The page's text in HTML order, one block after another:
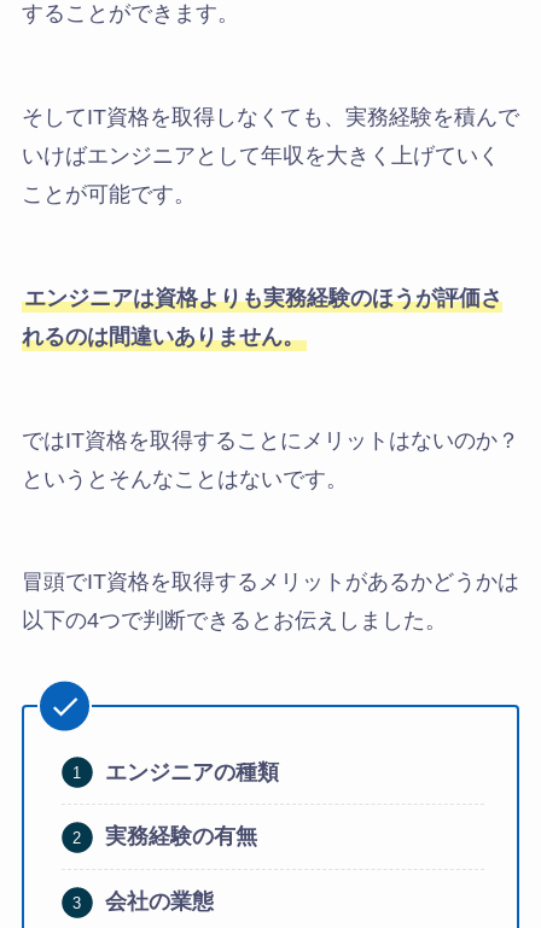
することができます。
そしてIT資格を取得しなくても、実務経験を積んで
いけばエンジニアとして年収を大きく上げていく
ことが可能です。
エンジニアは資格よりも実務経験のほうが評価さ
れるのは間違いありません。
ではIT資格を取得することにメリットはないのか？
というとそんなことはないです。
冒頭でIT資格を取得するメリットがあるかどうかは
以下の4つで判断できるとお伝えしました。
エンジニアの種類
実務経験の有無
会社の業態